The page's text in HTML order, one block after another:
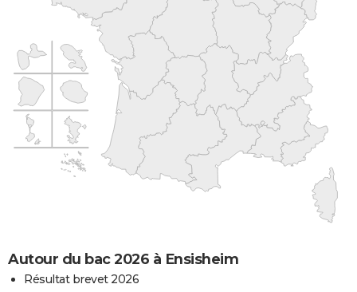
Autour du bac 2026 à Ensisheim
Résultat brevet 2026